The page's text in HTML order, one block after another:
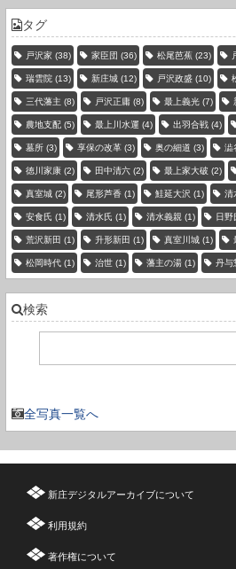
タグ
戸沢家 (38) 家臣団 (36) 松尾芭蕉 (23)
瑞雲院 (13) 新庄城 (12) 戸沢政盛 (10)
三代藩主 (8) 戸沢正庸 (8) 最上義光 (7)
農地支配 (5) 最上川水運 (4) 出羽合戦 (4)
墓所 (3) 享保の改革 (3) 奥の細道 (3) 澁
徳川家康 (2) 田中清六 (2) 最上家大破 (2)
真室城 (2) 尾形芦香 (1) 鮭延大沢 (1) 清
安食氏 (1) 清水氏 (1) 清水義親 (1) 日野
荒沢新田 (1) 升形新田 (1) 真室川城 (1)
松岡時代 (1) 治世 (1) 藩主の湯 (1) 丹与
検索
全写真一覧へ
新庄デジタルアーカイブについて
利用規約
著作権について